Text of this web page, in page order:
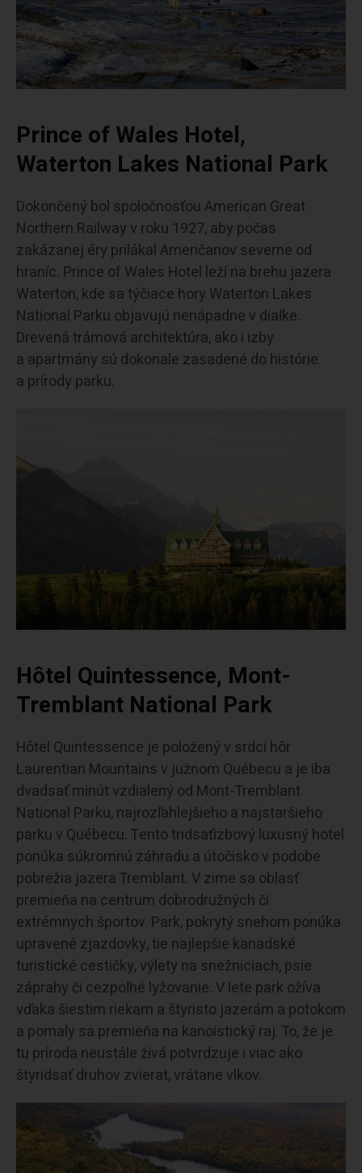
Prince of Wales Hotel,
Waterton Lakes National Park
Dokončený bol spoločnosťou American Great
Northern Railway v roku 1927, aby počas
zakázanej éry prilákal Američanov severne od
hraníc. Prince of Wales Hotel leží na brehu jazera
Waterton, kde sa týčiace hory Waterton Lakes
National Parku objavujú nenápadne v diaľke.
Drevená trámová architektúra, ako i izby
a apartmány sú dokonale zasadené do histórie
a prírody parku.
Hôtel Quintessence, Mont-
Tremblant National Park
Hôtel Quintessence je položený v srdci hôr
Laurentian Mountains v južnom Québecu a je iba
dvadsať minút vzdialený od Mont-Tremblant
National Parku, najrozľahlejšieho a najstaršieho
parku v Québecu. Tento tridsaťizbový luxusný hotel
ponúka súkromnú záhradu a útočisko v podobe
pobrežia jazera Tremblant. V zime sa oblasť
premieňa na centrum dobrodružných či
extrémnych športov. Park, pokrytý snehom ponúka
upravené zjazdovky, tie najlepšie kanadské
turistické cestičky, výlety na snežniciach, psie
záprahy či cezpoľné lyžovanie. V lete park ožíva
vďaka šiestim riekam a štyristo jazerám a potokom
a pomaly sa premieňa na kanoistický raj. To, že je
tu príroda neustále živá potvrdzuje i viac ako
štyridsať druhov zvierat, vrátane vlkov.